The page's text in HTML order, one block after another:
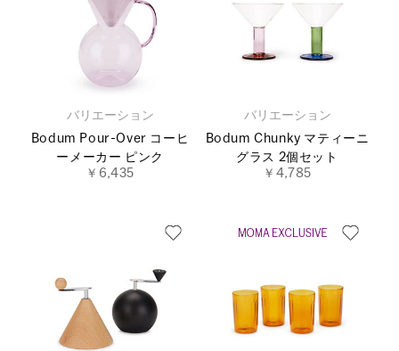
バリエーション
Bodum Pour-Over コーヒ
ーメーカー ピンク
￥6,435
バリエーション
Bodum Chunky マティーニ
グラス 2個セット
￥4,785